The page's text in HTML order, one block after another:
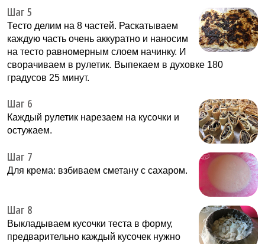
Шаг 5
Тесто делим на 8 частей. Раскатываем
каждую часть очень аккуратно и наносим
на тесто равномерным слоем начинку. И
сворачиваем в рулетик. Выпекаем в духовке 180
градусов 25 минут.
Шаг 6
Каждый рулетик нарезаем на кусочки и
остужаем.
Шаг 7
Для крема: взбиваем сметану с сахаром.
Шаг 8
Выкладываем кусочки теста в форму,
предварительно каждый кусочек нужно